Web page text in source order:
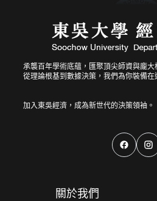
承襲百年學術底蘊，匯聚頂尖師資與龐大
從理論根基到數據決策，我們為你裝備在
關於我們